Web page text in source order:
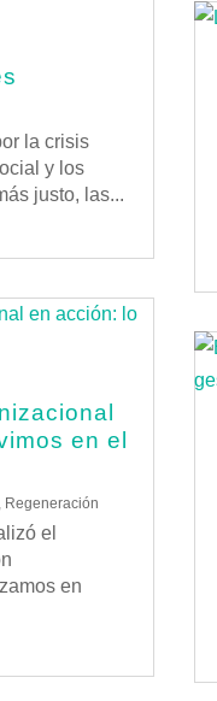
la crisis
y los
justo, las...
en el
, Regeneración
el
en